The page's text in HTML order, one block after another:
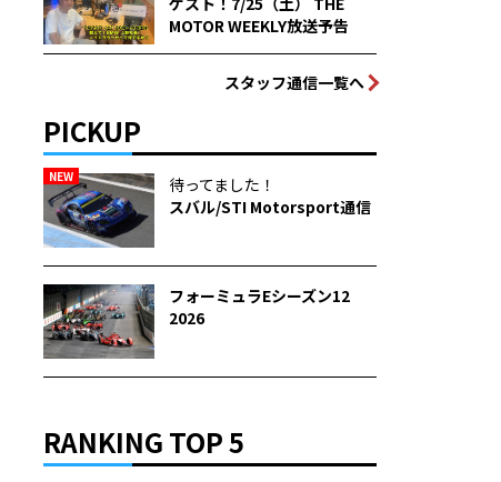
MOTOR WEEKLY放送予告
スタッフ通信一覧へ
PICKUP
NEW
待ってました！
スバル/STI Motorsport通信
フォーミュラEシーズン12
2026
RANKING TOP 5